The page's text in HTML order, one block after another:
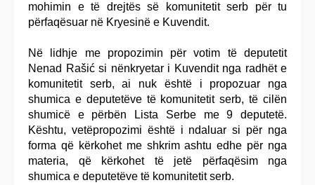
mohimin e të drejtës së komunitetit serb për tu
përfaqësuar në Kryesinë e Kuvendit.
Në lidhje me propozimin për votim të deputetit
Nenad Rašić si nënkryetar i Kuvendit nga radhët e
komunitetit serb, ai nuk është i propozuar nga
shumica e deputetëve të komunitetit serb, të cilën
shumicë e përbën Lista Serbe me 9 deputetë.
Kështu, vetëpropozimi është i ndaluar si për nga
forma që kërkohet me shkrim ashtu edhe për nga
materia, që kërkohet të jetë përfaqësim nga
shumica e deputetëve të komunitetit serb.